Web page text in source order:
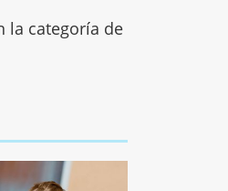
la categoría de